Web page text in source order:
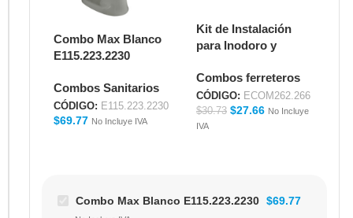
Combo Max Blanco
E115.223.2230
Combos Sanitarios
CÓDIGO: E115.223.2230
$69.77 No Incluye IVA
Kit de Instalación
para Inodoro y
ECOM262.266
Combos ferreteros
CÓDIGO: ECOM262.266
$30.73 $27.66 No Incluye
IVA
Combo Max Blanco E115.223.2230 $69.77